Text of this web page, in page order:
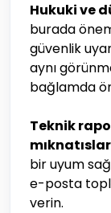
Hukuki ve
burada
güvenlik
aynı
bağlamda
Teknik
bir uyum
e-posta
verin.